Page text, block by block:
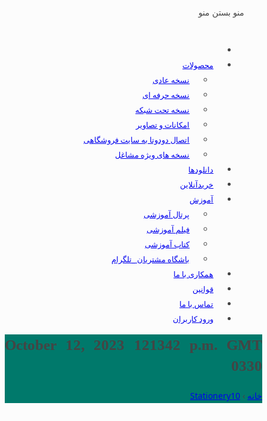
منو بستن منو
محصولات
نسخه عادی
نسخه حرفه ای
نسخه تحت شبکه
امکانات و تصاویر
اتصال دودوتا به سایت فروشگاهی
نسخه های ویژه مشاغل
دانلودها
خریدآنلاین
آموزش
پرتال آموزشی
فیلم آموزشی
کتاب آموزشی
باشگاه مشتریان _تلگرام
همکاری با ما
قوانین
تماس با ما
ورود کاربران
October 12, 2023 121342 p.m. GMT
0330
خانه ›
Stationery10